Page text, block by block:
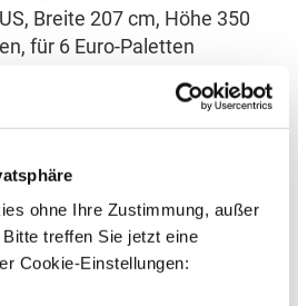
ohne Ihre Zustimmung, außer
treffen Sie jetzt eine
Cookie-Einstellungen:
Breite 207 cm, Höhe 350
für 6 Euro-Paletten
x 350 cm (BxTxH)
| Hochregal
in: 2Werktagen